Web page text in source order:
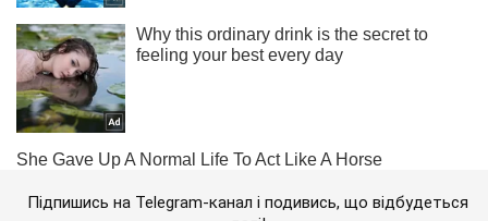
Підпишись на Telegram-канал і подивись, що відбудеться